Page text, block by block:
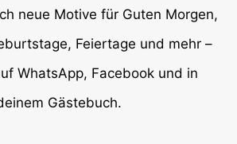
neue Motive für Guten Morgen,
Feiertage und mehr –
WhatsApp, Facebook und in
Gästebuch.